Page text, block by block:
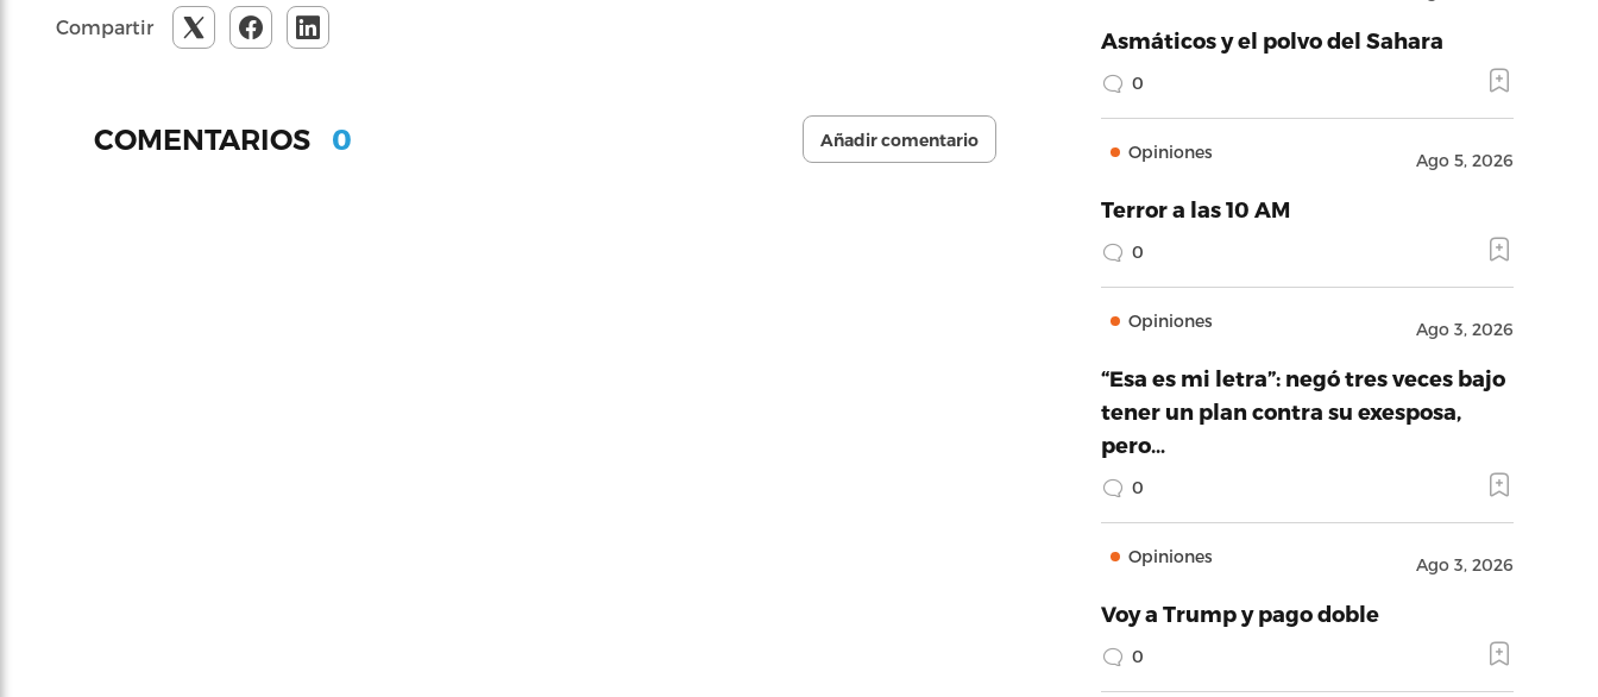
Compartir
COMENTARIOS 0 Añadir comentario
Asmáticos y el polvo del Sahara
0
Opiniones Ago 5, 2026
Terror a las 10 AM
0
Opiniones Ago 3, 2026
“Esa es mi letra”: negó tres veces bajo
tener un plan contra su exesposa,
pero…
0
Opiniones Ago 3, 2026
Voy a Trump y pago doble
0